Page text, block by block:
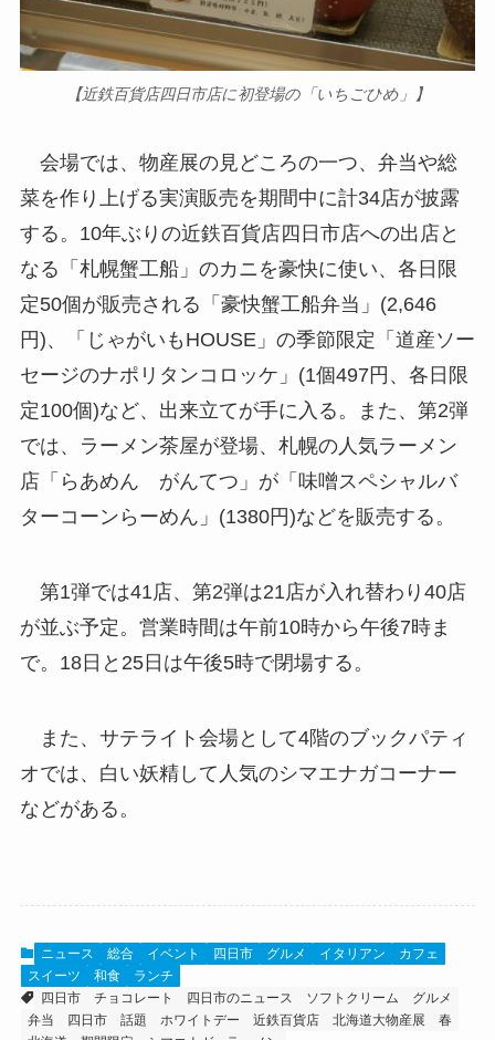
【近鉄百貨店四日市店に初登場の「いちごひめ」】
会場では、物産展の見どころの一つ、弁当や総
菜を作り上げる実演販売を期間中に計34店が披露
する。10年ぶりの近鉄百貨店四日市店への出店と
なる「札幌蟹工船」のカニを豪快に使い、各日限
定50個が販売される「豪快蟹工船弁当」(2,646
円)、「じゃがいもHOUSE」の季節限定「道産ソー
セージのナポリタンコロッケ」(1個497円、各日限
定100個)など、出来立てが手に入る。また、第2弾
では、ラーメン茶屋が登場、札幌の人気ラーメン
店「らあめん がんてつ」が「味噌スペシャルバ
ターコーンらーめん」(1380円)などを販売する。
第1弾では41店、第2弾は21店が入れ替わり40店
が並ぶ予定。営業時間は午前10時から午後7時ま
で。18日と25日は午後5時で閉場する。
また、サテライト会場として4階のブックパティ
オでは、白い妖精して人気のシマエナガコーナー
などがある。
ニュース 総合 イベント 四日市 グルメ イタリアン
カフェ
スイーツ
和食
ランチ
四日市
チョコレート 四日市のニュース ソフトクリーム
グルメ
弁当
四日市 話題 ホワイトデー 近鉄百貨店 北海道大物産展
春